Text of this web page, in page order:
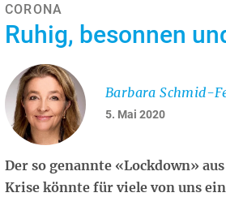
CORONA
Ruhig, besonnen
5. Mai 2020
Barbara Schmid-
Der so genannte «Lockdown»
Krise könnte für viele von uns